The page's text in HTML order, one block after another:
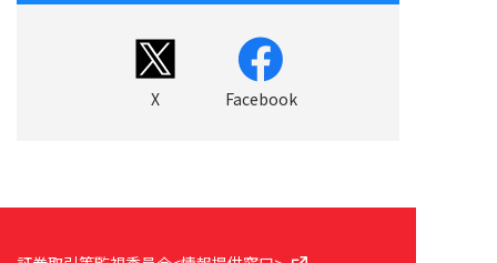
X Facebook